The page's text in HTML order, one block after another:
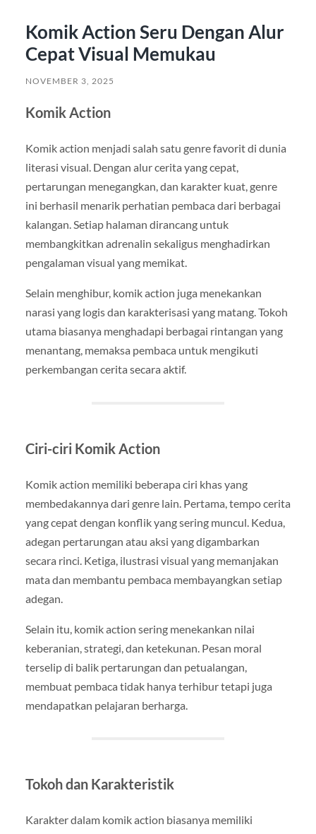
Komik Action Seru Dengan Alur
Cepat Visual Memukau
NOVEMBER 3, 2025
Komik Action
Komik action menjadi salah satu genre favorit di dunia
literasi visual. Dengan alur cerita yang cepat,
pertarungan menegangkan, dan karakter kuat, genre
ini berhasil menarik perhatian pembaca dari berbagai
kalangan. Setiap halaman dirancang untuk
membangkitkan adrenalin sekaligus menghadirkan
pengalaman visual yang memikat.
Selain menghibur, komik action juga menekankan
narasi yang logis dan karakterisasi yang matang. Tokoh
utama biasanya menghadapi berbagai rintangan yang
menantang, memaksa pembaca untuk mengikuti
perkembangan cerita secara aktif.
Ciri-ciri Komik Action
Komik action memiliki beberapa ciri khas yang
membedakannya dari genre lain. Pertama, tempo cerita
yang cepat dengan konflik yang sering muncul. Kedua,
adegan pertarungan atau aksi yang digambarkan
secara rinci. Ketiga, ilustrasi visual yang memanjakan
mata dan membantu pembaca membayangkan setiap
adegan.
Selain itu, komik action sering menekankan nilai
keberanian, strategi, dan ketekunan. Pesan moral
terselip di balik pertarungan dan petualangan,
membuat pembaca tidak hanya terhibur tetapi juga
mendapatkan pelajaran berharga.
Tokoh dan Karakteristik
Karakter dalam komik action biasanya memiliki